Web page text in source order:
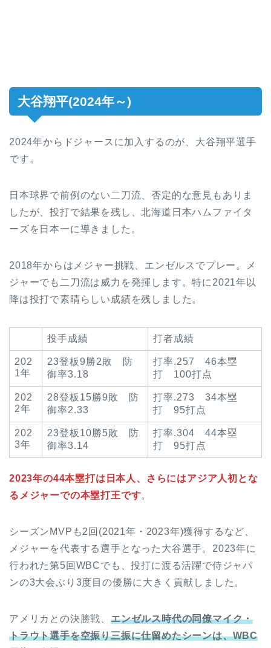
大谷翔平(2024年～)
2024年からドジャースに加入するのが、大谷翔平選手
です。
日本球界で前例のない二刀流、否定的な意見もありま
したが、投打で結果を残し、北海道日本ハムファイタ
ーズを日本一に導きました。
2018年からはメジャー挑戦、エンゼルスでプレー。メ
ジャーでも二刀流は威力を発揮します。特に2021年以
降は投打で素晴らしい成績を残しました。
投手成績 打者成績
202
1年
23登板9勝2敗 防
御率3.18
打率.257 46本塁
打 100打点
202
2年
28登板15勝9敗 防
御率2.33
打率.273 34本塁
打 95打点
202
3年
23登板10勝5敗 防
御率3.14
打率.304 44本塁
打 95打点
2023年の44本塁打は日本人、さらにはアジア人初とな
るメジャーでの本塁打王です。
シーズンMVPも2回(2021年・2023年)獲得するなど、
メジャーを代表する選手となった大谷選手。2023年に
行われた第5回WBCでも、投打に渡る活躍で侍ジャパ
ンの3大会ぶり3度目の優勝に大きく貢献しました。
アメリカとの決勝戦、 エンゼルス時代の同僚マイク・
トラウト選手を空振り三振に仕留めたシーンは、WBC